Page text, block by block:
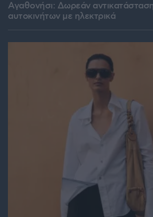
Αγαθονήσι: Δωρεάν
αυτοκινήτων με ηλεκτρικά